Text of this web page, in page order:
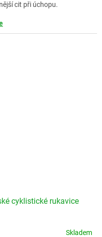
cit při úchopu.
cyklistické rukavice
Skladem